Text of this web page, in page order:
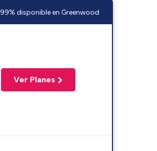
99% disponible en Greenwood
Ver Planes